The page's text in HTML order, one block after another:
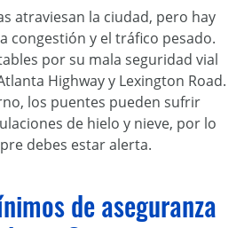
atraviesan la ciudad, pero hay
congestión y el tráfico pesado.
por su mala seguridad vial
Highway y Lexington Road.
los puentes pueden sufrir
de hielo y nieve, por lo
debes estar alerta.
de aseguranza